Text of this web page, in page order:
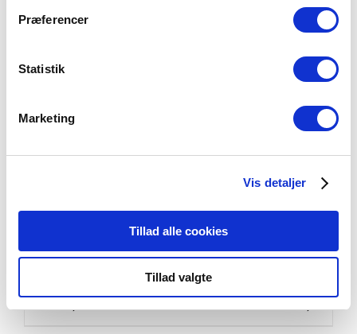
Præferencer
Statistik
Marketing
Vis detaljer
Tillad alle cookies
Tillad valgte
Ung med en skade i hjernen (download)